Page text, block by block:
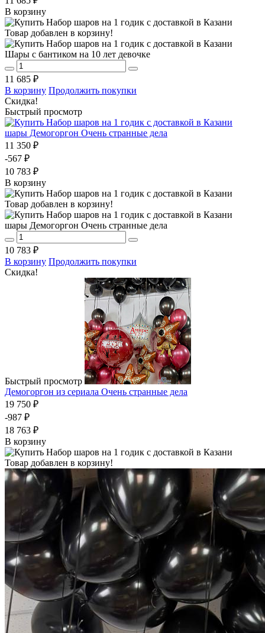
В корзину
Товар добавлен в корзину!
Шары с бантиком на 10 лет девочке
11 685 ₽
В корзину Продолжить покупки
Скидка!
Быстрый просмотр
шары Демогоргон Очень странные дела
11 350 ₽
-567 ₽
10 783 ₽
В корзину
Товар добавлен в корзину!
шары Демогоргон Очень странные дела
10 783 ₽
В корзину Продолжить покупки
Скидка!
Быстрый просмотр
Демогоргон из сериала Очень странные дела
19 750 ₽
-987 ₽
18 763 ₽
В корзину
Товар добавлен в корзину!